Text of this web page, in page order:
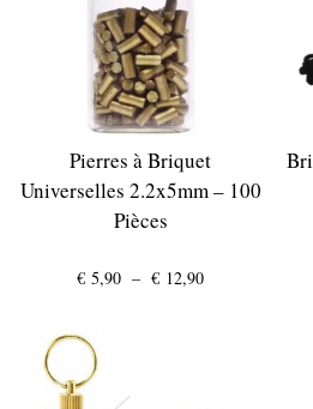
Pierres à Briquet
Universelles 2.2x5mm – 100
Pièces
€ 5,90 – € 12,90Plage